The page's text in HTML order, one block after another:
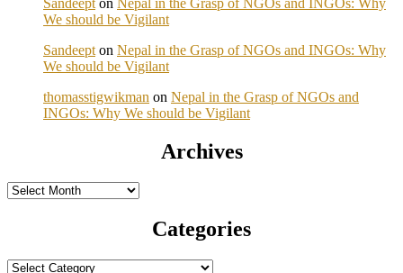
Sandeepton Nepal in the Grasp of NGOs and INGOs: Why
We should be Vigilant
Sandeepton Nepal in the Grasp of NGOs and INGOs: Why
We should be Vigilant
thomasstigwikman on Nepal in the Grasp of NGOs and
INGOs: Why We should be Vigilant
Archives
Archives
Categories
Categories